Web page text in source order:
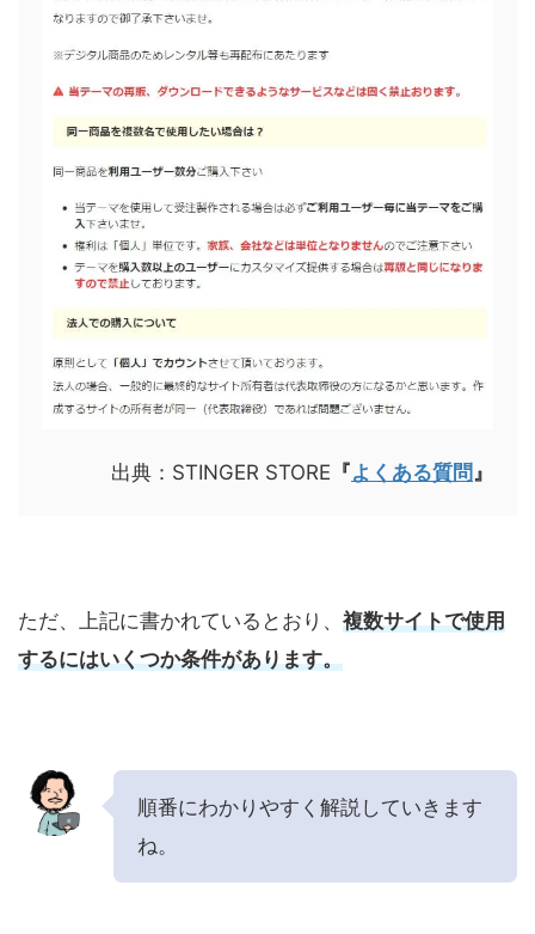
出典：STINGER STORE 『よくある質問 』
ただ、上記に書かれているとおり、 複数サイトで使用
するにはいくつか条件があります。
順番にわかりやすく解説していきます
ね。